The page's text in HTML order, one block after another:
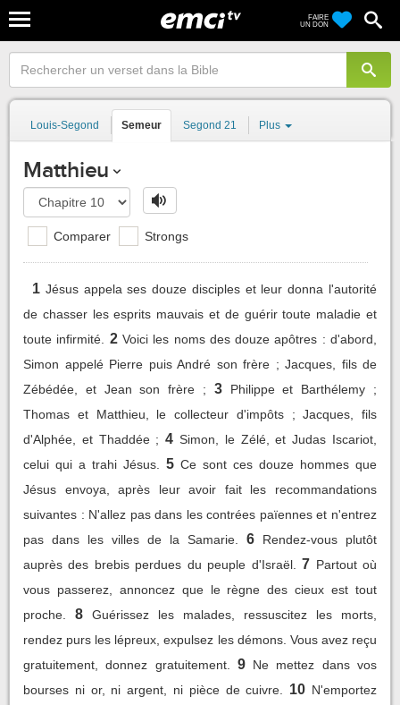
FAIRE
UN DON
Louis-Segond Semeur Segond 21 Plus
Matthieu
Comparer Strongs
1 Jésus appela ses douze disciples et leur donna l'autorité
de chasser les esprits mauvais et de guérir toute maladie et
toute infirmité.
2 Voici les noms des douze apôtres : d'abord,
Simon appelé Pierre puis André son frère ; Jacques, fils de
Zébédée, et Jean son frère ;
3
Philippe et Barthélemy ;
Thomas et Matthieu, le collecteur d'impôts ; Jacques, fils
d'Alphée, et Thaddée ; 4 Simon, le Zélé, et Judas Iscariot,
celui qui a trahi Jésus.
5 Ce sont ces douze hommes que
Jésus envoya, après leur avoir fait les recommandations
suivantes : N'allez pas dans les contrées païennes et n'entrez
pas dans les villes de la Samarie.
6
Rendez-vous plutôt
auprès des brebis perdues du peuple d'Israël.
7 Partout où
vous passerez, annoncez que le règne des cieux est tout
proche.
8
Guérissez les malades, ressuscitez les morts,
rendez purs les lépreux, expulsez les démons. Vous avez reçu
gratuitement, donnez gratuitement.
9 Ne mettez dans vos
bourses ni or, ni argent, ni pièce de cuivre.
10 N'emportez